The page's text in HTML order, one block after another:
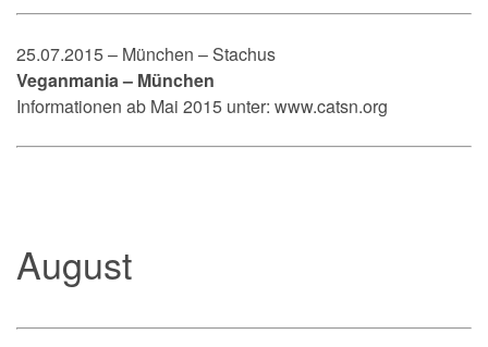
25.07.2015 – München – Stachus
Veganmania – München
Informationen ab Mai 2015 unter: www.catsn.org
August